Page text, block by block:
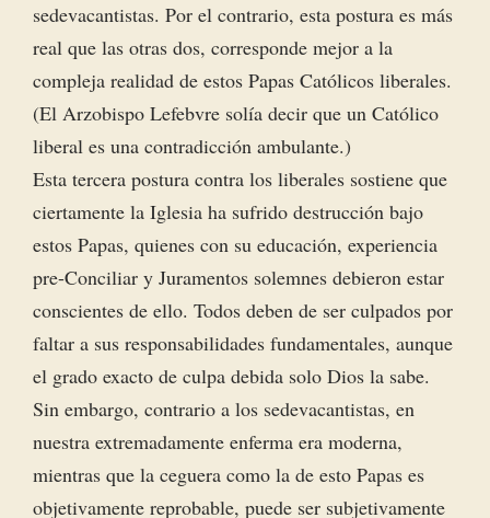
sedevacantistas. Por el contrario, esta postura es más
real que las otras dos, corresponde mejor a la
compleja realidad de estos Papas Católicos liberales.
(El Arzobispo Lefebvre solía decir que un Católico
liberal es una contradicción ambulante.)
Esta tercera postura contra los liberales sostiene que
ciertamente la Iglesia ha sufrido destrucción bajo
estos Papas, quienes con su educación, experiencia
pre-Conciliar y Juramentos solemnes debieron estar
conscientes de ello. Todos deben de ser culpados por
faltar a sus responsabilidades fundamentales, aunque
el grado exacto de culpa debida solo Dios la sabe.
Sin embargo, contrario a los sedevacantistas, en
nuestra extremadamente enferma era moderna,
mientras que la ceguera como la de esto Papas es
objetivamente reprobable, puede ser subjetivamente